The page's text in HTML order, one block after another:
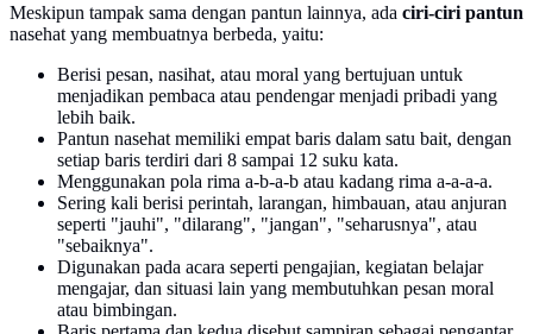
Meskipun tampak sama dengan pantun lainnya, ada ciri-ciri pantun
nasehat yang membuatnya berbeda, yaitu:
Berisi pesan, nasihat, atau moral yang bertujuan untuk
menjadikan pembaca atau pendengar menjadi pribadi yang
lebih baik.
Pantun nasehat memiliki empat baris dalam satu bait, dengan
setiap baris terdiri dari 8 sampai 12 suku kata.
Menggunakan pola rima a-b-a-b atau kadang rima a-a-a-a.
Sering kali berisi perintah, larangan, himbauan, atau anjuran
seperti "jauhi", "dilarang", "jangan", "seharusnya", atau
"sebaiknya".
Digunakan pada acara seperti pengajian, kegiatan belajar
mengajar, dan situasi lain yang membutuhkan pesan moral
atau bimbingan.